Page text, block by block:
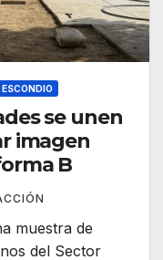
ESCONDIO
se unen
imagen
B
muestra de
del Sector